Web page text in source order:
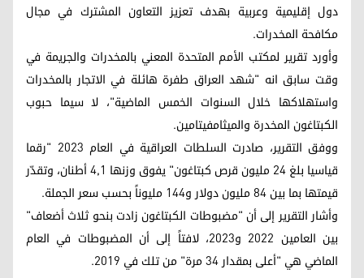
دول إقليمية وعربية بهدف تعزيز التعاون المشترك في مجال
مكافحة المخدرات.
وأورد تقرير لمكتب الأمم المتحدة المعني بالمخدرات والجريمة في
وقت سابق انه "شهد العراق طفرة هائلة في الاتجار بالمخدرات
واستهلاكها خلال السنوات الخمس الماضية"، لا سيما حبوب
الكبتاغون المخدرة والميثامفيتامين.
ووفق التقرير، صادرت السلطات العراقية في العام 2023 "رقما
قياسيا بلغ 24 مليون قرص كبتاغون" يفوق وزنها 4,1 أطنان، وتقدّر
قيمتها بما بين 84 مليون دولار و144 مليوناً بحسب سعر الجملة.
وأشار التقرير إلى أن "مضبوطات الكبتاغون زادت بنحو ثلاث أضعاف"
بين العامين 2022 و2023، لافتاً إلى أن المضبوطات في العام
الماضي هي "أعلى بمقدار 34 مرة" من تلك في 2019.